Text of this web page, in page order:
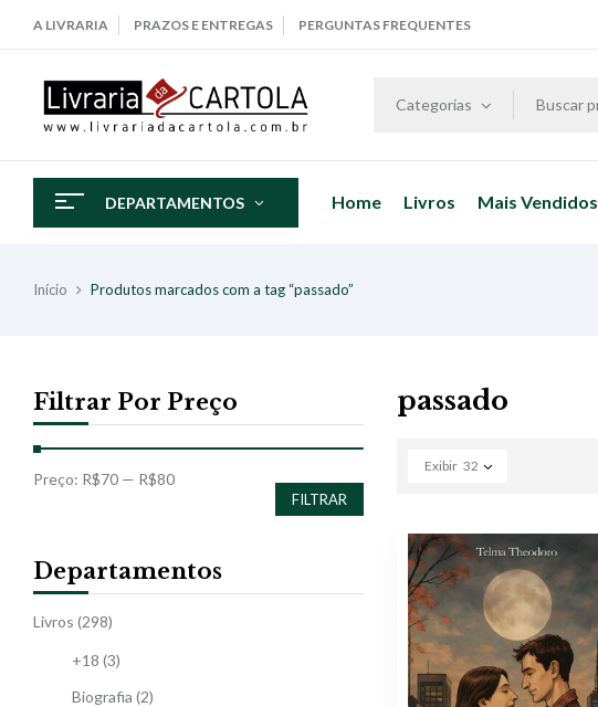
A LIVRARIA PRAZOS E ENTREGAS PERGUNTAS FREQUENTES
Categorias
DEPARTAMENTOS Home Livros Mais Vendidos
Início Produtos marcados com a tag “passado”
Filtrar Por Preço
FILTRAR
Preço: R$70 — R$80
Departamentos
Livros (298)
+18 (3)
Biografia (2)
passado
Exibir 32